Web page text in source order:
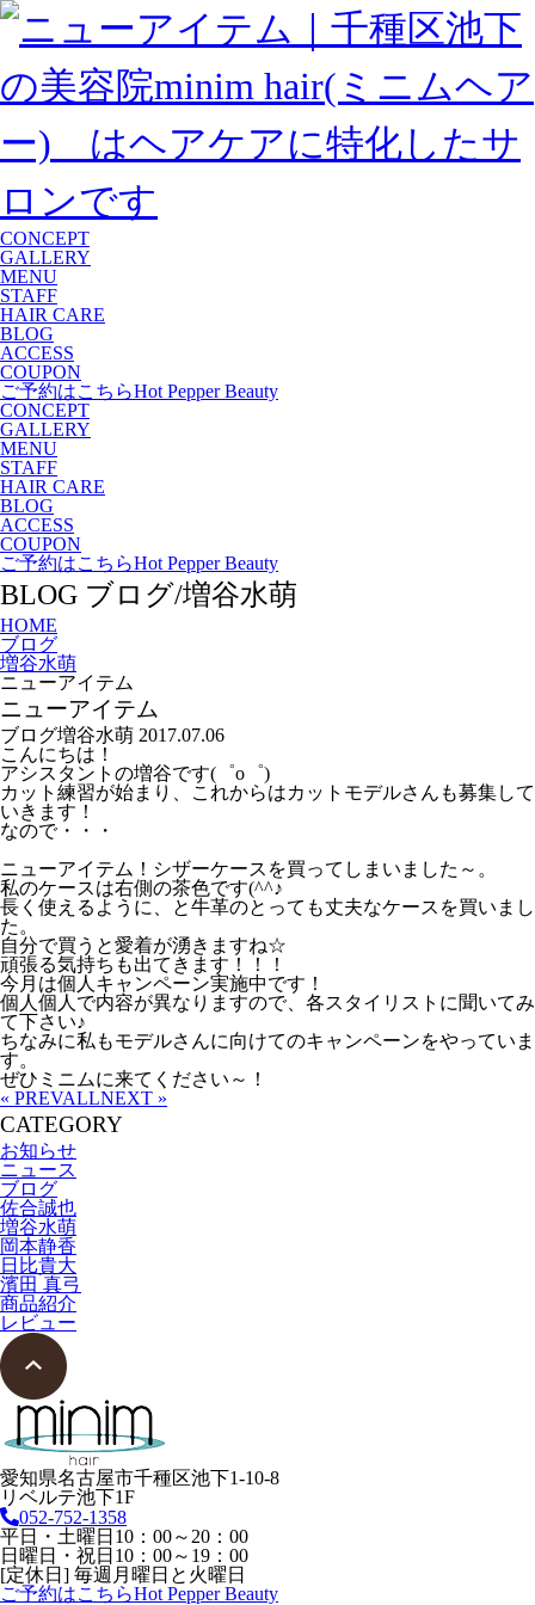
CONCEPT
GALLERY
MENU
STAFF
HAIR CARE
BLOG
ACCESS
COUPON
ご予約はこちらHot Pepper Beauty
CONCEPT
GALLERY
MENU
STAFF
HAIR CARE
BLOG
ACCESS
COUPON
ご予約はこちらHot Pepper Beauty
BLOG ブログ/増谷水萌
HOME
ブログ
増谷水萌
ニューアイテム
ニューアイテム
ブログ増谷水萌 2017.07.06
こんにちは！
アシスタントの増谷です(゜o゜)
カット練習が始まり、これからはカットモデルさんも募集して
いきます！
なので・・・
ニューアイテム！シザーケースを買ってしまいました～。
私のケースは右側の茶色です(^^♪
長く使えるように、と牛革のとっても丈夫なケースを買いまし
た。
自分で買うと愛着が湧きますね☆
頑張る気持ちも出てきます！！！
今月は個人キャンペーン実施中です！
個人個人で内容が異なりますので、各スタイリストに聞いてみ
て下さい♪
ちなみに私もモデルさんに向けてのキャンペーンをやっていま
す。
ぜひミニムに来てください～！
« PREVALLNEXT »
CATEGORY
お知らせ
ニュース
ブログ
佐合誠也
増谷水萌
岡本静香
日比貴大
濱田 真弓
商品紹介
レビュー
愛知県名古屋市千種区池下1-10-8
リベルテ池下1F
052-752-1358
平日・土曜日10：00～20：00
日曜日・祝日10：00～19：00
[定休日] 毎週月曜日と火曜日
ご予約はこちらHot Pepper Beauty